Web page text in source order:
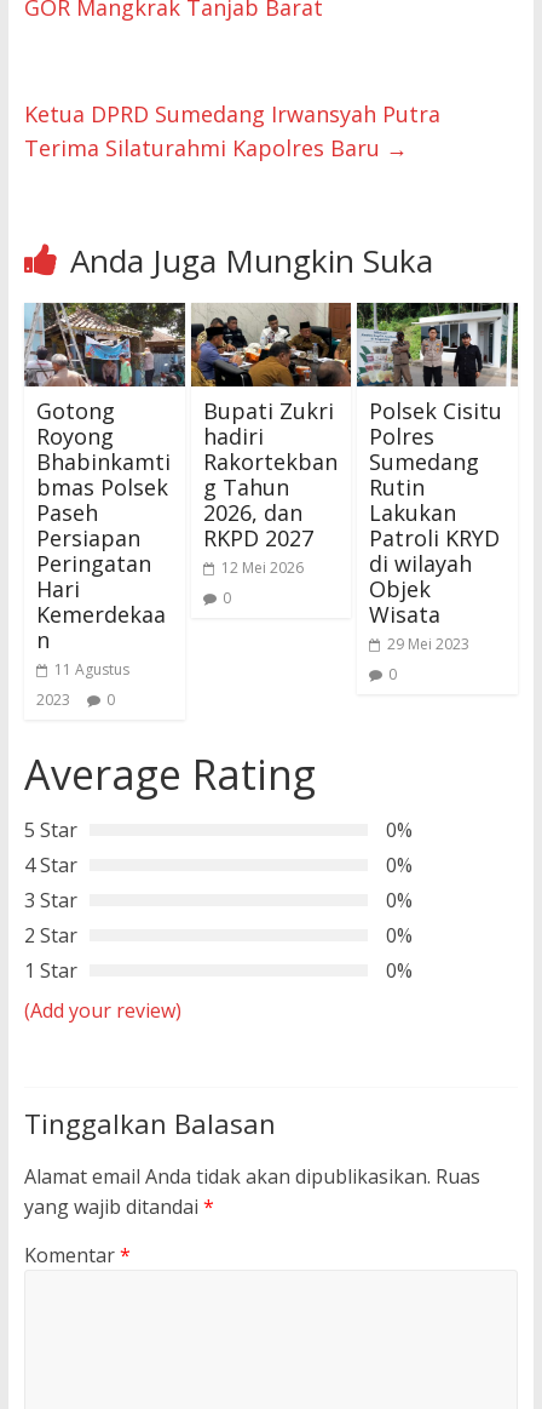
GOR Mangkrak Tanjab Barat
Ketua DPRD Sumedang Irwansyah Putra
Terima Silaturahmi Kapolres Baru →
Anda Juga Mungkin Suka
Gotong
Royong
Bhabinkamti
bmas Polsek
Paseh
Persiapan
Peringatan
Hari
Kemerdekaa
n
11 Agustus
2023
0
Bupati Zukri
hadiri
Rakortekban
g Tahun
2026, dan
RKPD 2027
12 Mei 2026
0
Polsek Cisitu
Polres
Sumedang
Rutin
Lakukan
Patroli KRYD
di wilayah
Objek
Wisata
29 Mei 2023
0
Average Rating
5 Star
0%
4 Star
0%
3 Star
0%
2 Star
0%
1 Star
0%
(Add your review)
Tinggalkan Balasan
Alamat email Anda tidak akan dipublikasikan. Ruas
yang wajib ditandai *
Komentar*